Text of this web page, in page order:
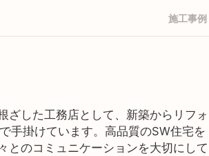
施工事例
ざした工務店として、新築からリフォ
手掛けています。高品質のSW住宅を
とのコミュニケーションを大切にして